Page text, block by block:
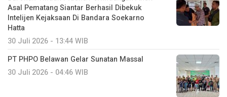
Asal Pematang Siantar Berhasil Dibekuk
Intelijen Kejaksaan Di Bandara Soekarno
Hatta
30 Juli 2026 - 13:44 WIB
PT PHPO Belawan Gelar Sunatan Massal
30 Juli 2026 - 04:46 WIB